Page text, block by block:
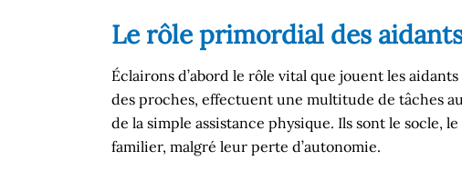
Le rôle primordial des
Éclairons d’abord le rôle vital que jouent les
des proches, effectuent une multitude de tâches
de la simple assistance physique. Ils sont le socle,
familier, malgré leur perte d’autonomie.